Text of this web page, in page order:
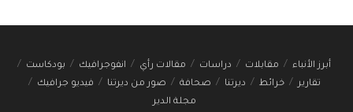
أبرز الأنباء مقابلات دراسات مقالات رأي انفوجرافيك
بودكاست
تقارير
خرائط ديرتنا صحافة صور من ديرتنا
فيديو جرافيك
مجلة الدير